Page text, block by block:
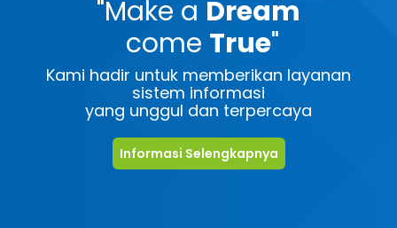
"Make a Dream
come True"
Kami hadir untuk memberikan layanan
sistem informasi
yang unggul dan terpercaya
Informasi Selengkapnya